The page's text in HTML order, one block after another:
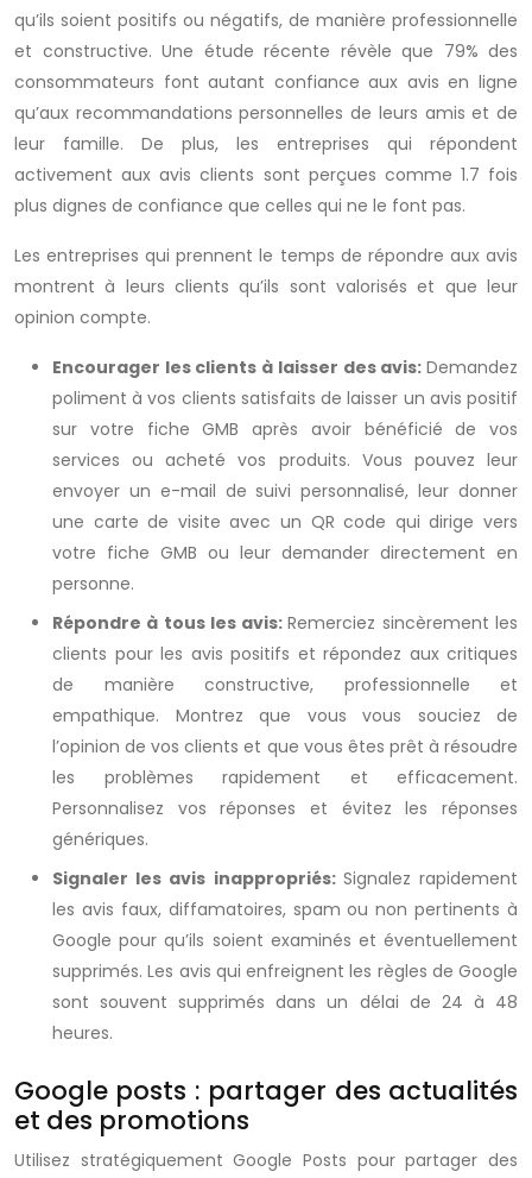
qu’ils soient positifs ou négatifs, de manière professionnelle
et constructive. Une étude récente révèle que 79% des
consommateurs font autant confiance aux avis en ligne
qu’aux recommandations personnelles de leurs amis et de
leur famille. De plus, les entreprises qui répondent
activement aux avis clients sont perçues comme 1.7 fois
plus dignes de confiance que celles qui ne le font pas.
Les entreprises qui prennent le temps de répondre aux avis
montrent à leurs clients qu’ils sont valorisés et que leur
opinion compte.
Encourager les clients à laisser des avis: Demandez
poliment à vos clients satisfaits de laisser un avis positif
sur votre fiche GMB après avoir bénéficié de vos
services ou acheté vos produits. Vous pouvez leur
envoyer un e-mail de suivi personnalisé, leur donner
une carte de visite avec un QR code qui dirige vers
votre fiche GMB ou leur demander directement en
personne.
Répondre à tous les avis:Remerciez sincèrement les
clients pour les avis positifs et répondez aux critiques
de manière constructive, professionnelle et
empathique. Montrez que vous vous souciez de
l’opinion de vos clients et que vous êtes prêt à résoudre
les problèmes rapidement et efficacement.
Personnalisez vos réponses et évitez les réponses
génériques.
Signaler les avis inappropriés: Signalez rapidement
les avis faux, diffamatoires, spam ou non pertinents à
Google pour qu’ils soient examinés et éventuellement
supprimés. Les avis qui enfreignent les règles de Google
sont souvent supprimés dans un délai de 24 à 48
heures.
Google posts : partager des actualités
et des promotions
Utilisez stratégiquement Google Posts pour partager des